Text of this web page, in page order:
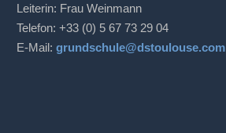
Leiterin: Frau Weinmann
Telefon: +33 (0) 5 67 73 29 04
E-Mail:grundschule@dstoulouse.com